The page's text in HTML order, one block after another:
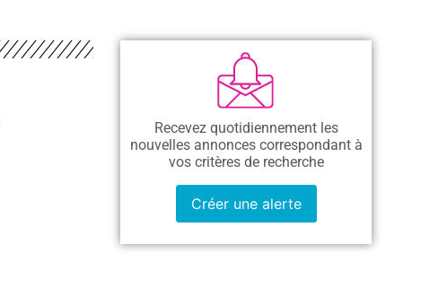
Recevez quotidiennement les
nouvelles annonces correspondant à
vos critères de recherche
Créer une alerte